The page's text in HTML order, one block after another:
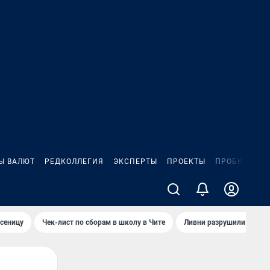
ВАЛЮТ РЕДКОЛЛЕГИЯ ЭКСПЕРТЫ ПРОЕКТЫ ПРОБКИ
Чек-лист по сборам в школу в Чите Ливни разрушили